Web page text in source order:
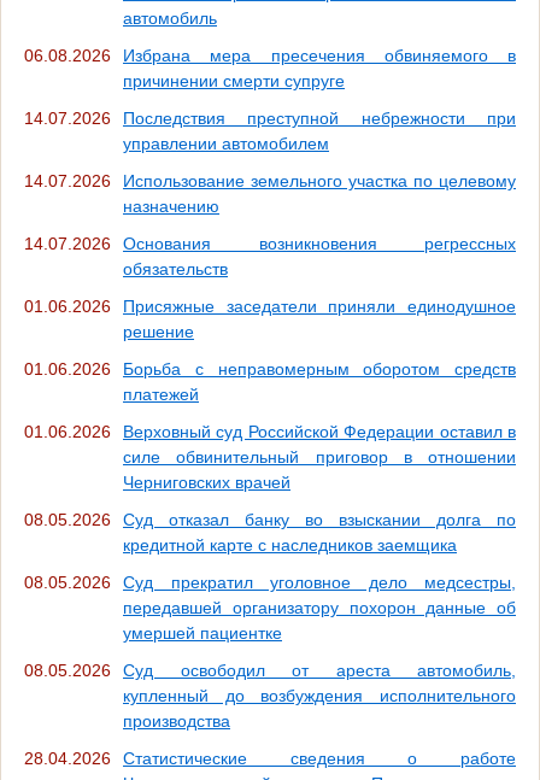
автомобиль
06.08.2026
Избрана мера пресечения обвиняемого в
причинении смерти супруге
14.07.2026
Последствия преступной небрежности при
управлении автомобилем
14.07.2026
Использование земельного участка по целевому
назначению
14.07.2026
Основания возникновения регрессных
обязательств
01.06.2026
Присяжные заседатели приняли единодушное
решение
01.06.2026
Борьба с неправомерным оборотом средств
платежей
01.06.2026
Верховный суд Российской Федерации оставил в
силе обвинительный приговор в отношении
Черниговских врачей
08.05.2026
Суд отказал банку во взыскании долга по
кредитной карте с наследников заемщика
08.05.2026
Суд прекратил уголовное дело медсестры,
передавшей организатору похорон данные об
умершей пациентке
08.05.2026
Суд освободил от ареста автомобиль,
купленный до возбуждения исполнительного
производства
28.04.2026
Статистические сведения о работе